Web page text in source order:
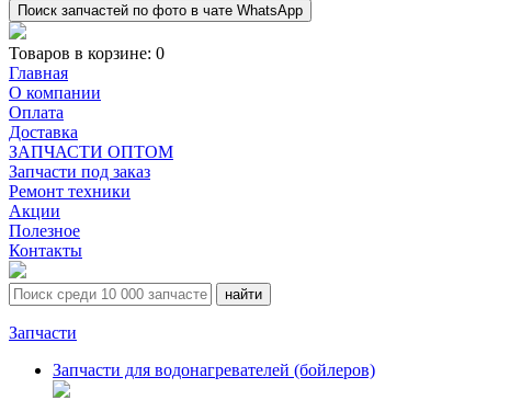
Поиск запчастей по фото в чате WhatsApp
Товаров в корзине: 0
Главная
О компании
Оплата
Доставка
ЗАПЧАСТИ ОПТОМ
Запчасти под заказ
Ремонт техники
Акции
Полезное
Контакты
Запчасти
Запчасти для водонагревателей (бойлеров)